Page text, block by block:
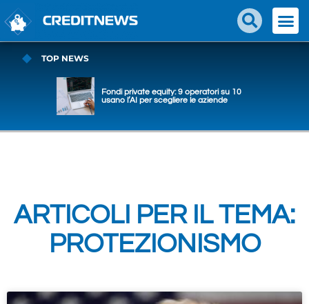
TOP NEWS
Fondi private equity: 9 operatori su 10
usano l’AI per scegliere le aziende
ARTICOLI PER IL TEMA:
PROTEZIONISMO